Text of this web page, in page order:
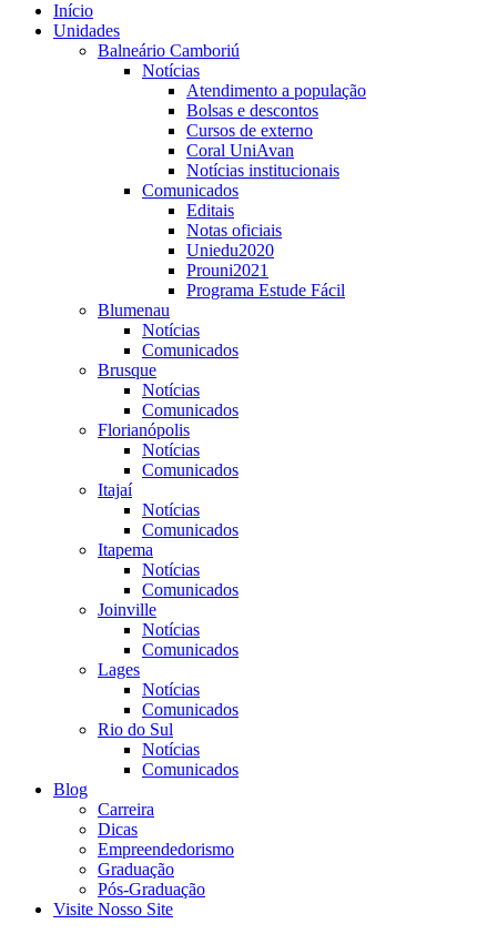
Início
Unidades
Balneário Camboriú
Notícias
Atendimento a população
Bolsas e descontos
Cursos de externo
Coral UniAvan
Notícias institucionais
Comunicados
Editais
Notas oficiais
Uniedu2020
Prouni2021
Programa Estude Fácil
Blumenau
Notícias
Comunicados
Brusque
Notícias
Comunicados
Florianópolis
Notícias
Comunicados
Itajaí
Notícias
Comunicados
Itapema
Notícias
Comunicados
Joinville
Notícias
Comunicados
Lages
Notícias
Comunicados
Rio do Sul
Notícias
Comunicados
Blog
Carreira
Dicas
Empreendedorismo
Graduação
Pós-Graduação
Visite Nosso Site